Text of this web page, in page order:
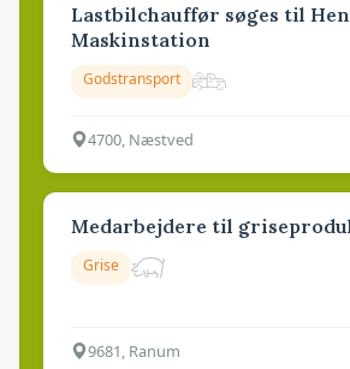
Lastbilchauffør søges til
Maskinstation
Godstransport
4700, Næstved
Medarbejdere til
Grise
9681, Ranum